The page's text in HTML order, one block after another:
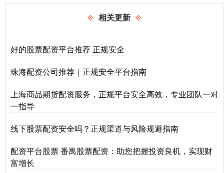
相关更新
好的股票配资平台推荐 正规安全
珠海配资公司推荐｜正规安全平台指南
上海商品期货配资服务，正规平台安全高效，专业团队一对
一指导
线下股票配资安全吗？正规渠道与风险规避指南
配资平台股票 番禺股票配资：助您把握投资良机，实现财
富增长